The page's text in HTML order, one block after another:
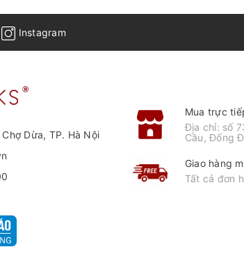
Instagram
Dừa, TP. Hà Nội
Mua trực
Địa chỉ: số
Cầu, Đống
Giao hàng
Tất cả đơn